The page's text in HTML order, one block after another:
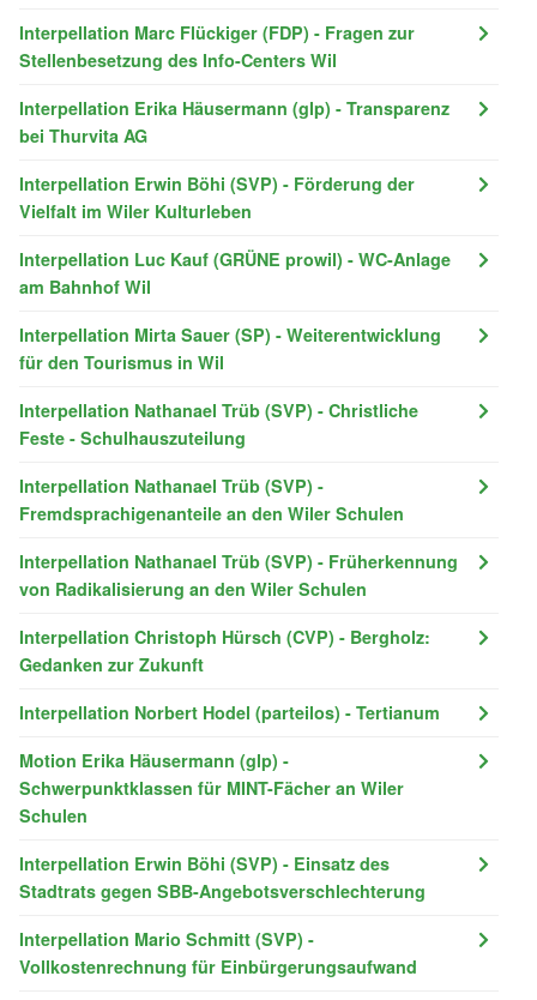
Interpellation Marc Flückiger (FDP) - Fragen zur
Stellenbesetzung des Info-Centers Wil
Interpellation Erika Häusermann (glp) - Transparenz
bei Thurvita AG
Interpellation Erwin Böhi (SVP) - Förderung der
Vielfalt im Wiler Kulturleben
Interpellation Luc Kauf (GRÜNE prowil) - WC-Anlage
am Bahnhof Wil
Interpellation Mirta Sauer (SP) - Weiterentwicklung
für den Tourismus in Wil
Interpellation Nathanael Trüb (SVP) - Christliche
Feste - Schulhauszuteilung
Interpellation Nathanael Trüb (SVP) -
Fremdsprachigenanteile an den Wiler Schulen
Interpellation Nathanael Trüb (SVP) - Früherkennung
von Radikalisierung an den Wiler Schulen
Interpellation Christoph Hürsch (CVP) - Bergholz:
Gedanken zur Zukunft
Interpellation Norbert Hodel (parteilos) - Tertianum
Motion Erika Häusermann (glp) -
Schwerpunktklassen für MINT-Fächer an Wiler
Schulen
Interpellation Erwin Böhi (SVP) - Einsatz des
Stadtrats gegen SBB-Angebotsverschlechterung
Interpellation Mario Schmitt (SVP) -
Vollkostenrechnung für Einbürgerungsaufwand